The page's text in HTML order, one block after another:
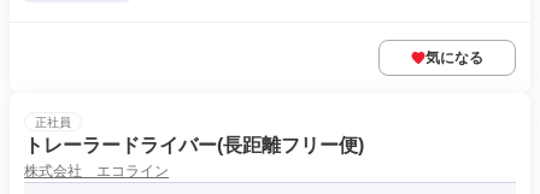
気になる
正社員
トレーラードライバー(長距離フリー便)
株式会社 エコライン